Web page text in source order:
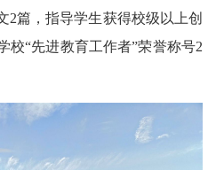
2篇，指导学生获得校级以上创
校“先进教育工作者”荣誉称号2